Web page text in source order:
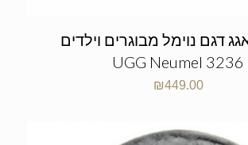
דגם נוימל מבוגרים וילדים
UGG Neumel 3236
₪449.00